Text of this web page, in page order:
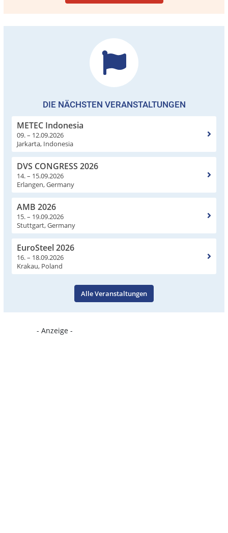
DIE NÄCHSTEN VERANSTALTUNGEN
METEC Indonesia
09. – 12.09.2026
Jarkarta, Indonesia
DVS CONGRESS 2026
14. – 15.09.2026
Erlangen, Germany
AMB 2026
15. – 19.09.2026
Stuttgart, Germany
EuroSteel 2026
16. – 18.09.2026
Krakau, Poland
Alle Veranstaltungen
- Anzeige -